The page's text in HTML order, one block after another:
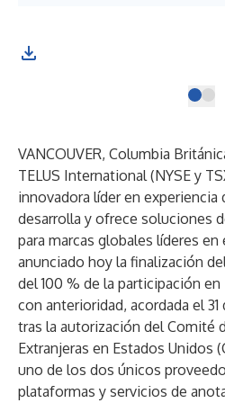
VANCOUVER, Columbia
TELUS International(NYSE y
innovadora líder en experiencia
desarrolla y ofrece soluciones
para marcas globales líderes en
anunciado hoy la finalización
del 100 % de la participación
con anterioridad, acordada el
tras la autorización del Comité
Extranjeras en Estados Unidos
uno de los dos únicos
plataformas y servicios de